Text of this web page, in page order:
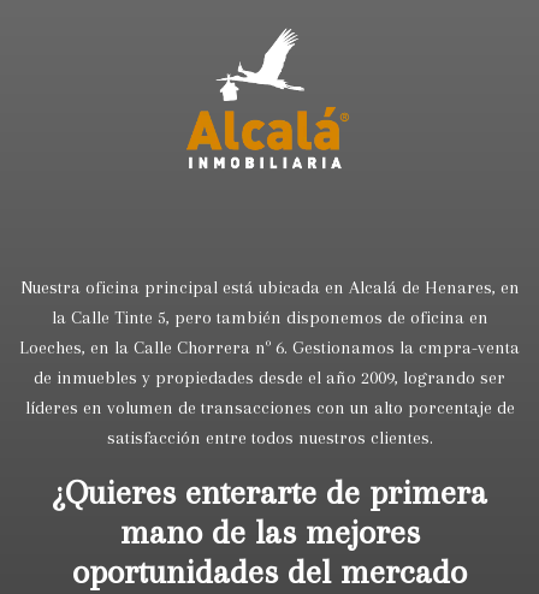
Nuestra oficina principal está ubicada en Alcalá de Henares, en
la Calle Tinte 5, pero también disponemos de oficina en
Loeches, en la Calle Chorrera nº 6. Gestionamos la cmpra-venta
de inmuebles y propiedades desde el año 2009, logrando ser
líderes en volumen de transacciones con un alto porcentaje de
satisfacción entre todos nuestros clientes.
¿Quieres enterarte de primera
mano de las mejores
oportunidades del mercado